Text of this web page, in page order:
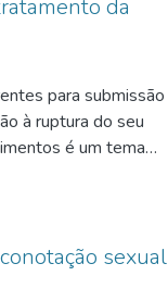
essa temática,
e nos Estudos de
e a relevância do
da
para submissão
à ruptura do seu
é um tema
mais
que a criança
Portanto,
para o
sexual